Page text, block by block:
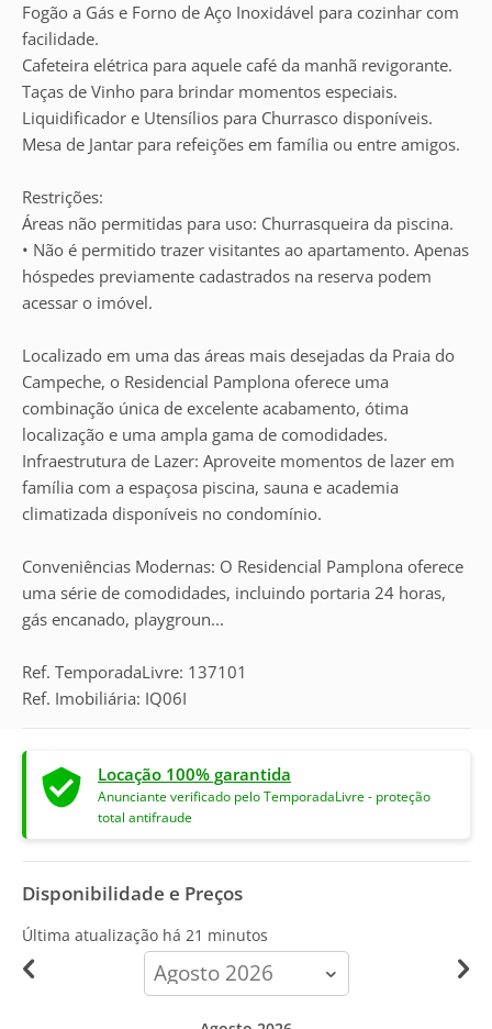
Fogão a Gás e Forno de Aço Inoxidável para cozinhar com
facilidade.
Cafeteira elétrica para aquele café da manhã revigorante.
Taças de Vinho para brindar momentos especiais.
Liquidificador e Utensílios para Churrasco disponíveis.
Mesa de Jantar para refeições em família ou entre amigos.
Restrições:
Áreas não permitidas para uso: Churrasqueira da piscina.
• Não é permitido trazer visitantes ao apartamento. Apenas
hóspedes previamente cadastrados na reserva podem
acessar o imóvel.
Localizado em uma das áreas mais desejadas da Praia do
Campeche, o Residencial Pamplona oferece uma
combinação única de excelente acabamento, ótima
localização e uma ampla gama de comodidades.
Infraestrutura de Lazer: Aproveite momentos de lazer em
família com a espaçosa piscina, sauna e academia
climatizada disponíveis no condomínio.
Conveniências Modernas: O Residencial Pamplona oferece
uma série de comodidades, incluindo portaria 24 horas,
gás encanado, playgroun...
Ref. TemporadaLivre: 137101
Ref. Imobiliária: IQ06I
Locação 100% garantida
Anunciante verificado pelo TemporadaLivre - proteção
total antifraude
Disponibilidade e Preços
Última atualização há 21 minutos
calendar-
month